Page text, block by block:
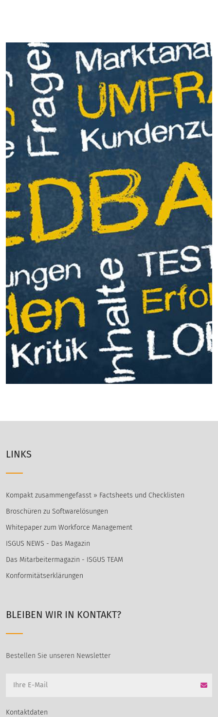
LINKS
Kompakt zusammengefasst » Factsheets und Checklisten
Broschüren zu Softwarelösungen
Whitepaper zum Workforce Management
ISGUS NEWS - Das Magazin
Das Mitarbeitermagazin - ISGUS TEAM
Konformitätserklärungen
BLEIBEN WIR IN KONTAKT?
Bestellen Sie unseren Newsletter
Kontaktdaten